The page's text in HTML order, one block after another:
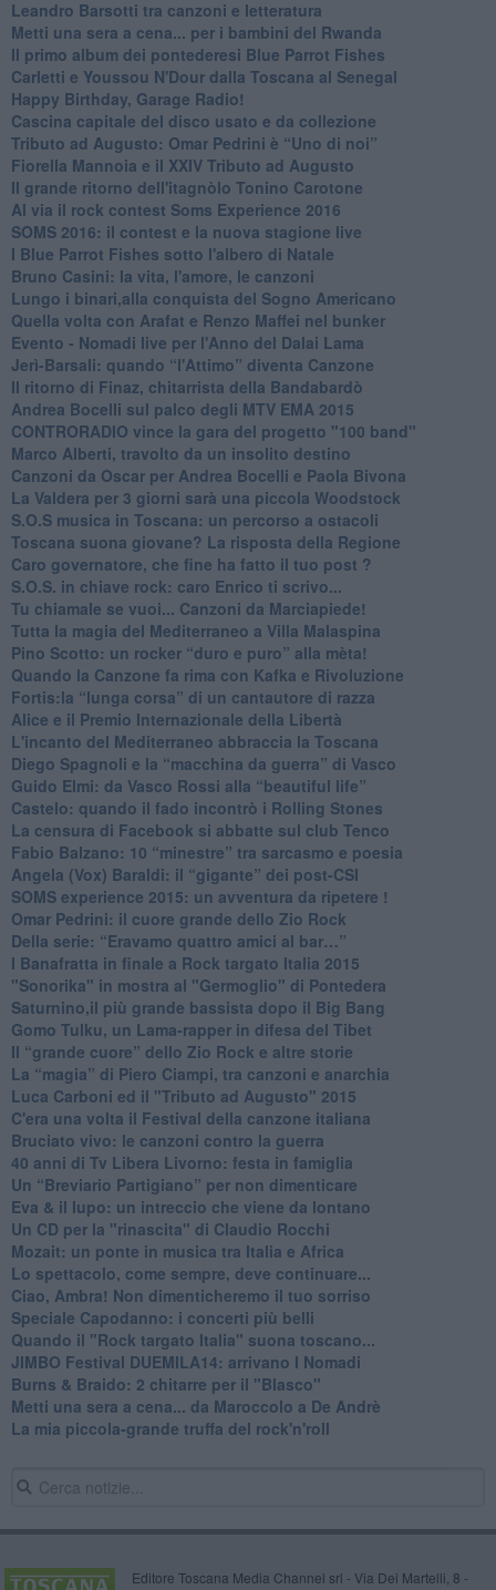
​Leandro Barsotti tra canzoni e letteratura
​Metti una sera a cena... per i bambini del Rwanda
​Il primo album dei pontederesi Blue Parrot Fishes
Carletti e Youssou N'Dour dalla Toscana al Senegal
Happy Birthday, Garage Radio!
​Cascina capitale del disco usato e da collezione
Tributo ad Augusto: Omar Pedrini è “Uno di noi”
​Fiorella Mannoia e il XXIV Tributo ad Augusto
Il grande ritorno dell'itagnòlo Tonino Carotone
​Al via il rock contest Soms Experience 2016
​SOMS 2016: il contest e la nuova stagione live
I Blue Parrot Fishes sotto l'albero di Natale
Bruno Casini: la vita, l'amore, le canzoni
​Lungo i binari,alla conquista del Sogno Americano
​Quella volta con Arafat e Renzo Maffei nel bunker
​Evento - Nomadi live per l'Anno del Dalai Lama
Jerì-Barsali: quando “l'Attimo” diventa Canzone
Il ritorno di Finaz, chitarrista della Bandabardò
Andrea Bocelli sul palco degli MTV EMA 2015
CONTRORADIO vince la gara del progetto "100 band"
Marco Alberti, travolto da un insolito destino
Canzoni da Oscar per Andrea Bocelli e Paola Bivona
La Valdera per 3 giorni sarà una piccola Woodstock
S.O.S musica in Toscana: un percorso a ostacoli
​Toscana suona giovane? La risposta della Regione
Caro governatore, che fine ha fatto il tuo post ?
S.O.S. in chiave rock: caro Enrico ti scrivo...
Tu chiamale se vuoi... Canzoni da Marciapiede!
​Tutta la magia del Mediterraneo a Villa Malaspina
​Pino Scotto: un rocker “duro e puro” alla mèta!
​Quando la Canzone fa rima con Kafka e Rivoluzione
​Fortis:la “lunga corsa” di un cantautore di razza
Alice e il Premio Internazionale della Libertà
​L'incanto del Mediterraneo abbraccia la Toscana
​Diego Spagnoli e la “macchina da guerra” di Vasco
​Guido Elmi: da Vasco Rossi alla “beautiful life”
​Castelo: quando il fado incontrò i Rolling Stones
La censura di Facebook si abbatte sul club Tenco
Fabio Balzano: 10 “minestre” tra sarcasmo e poesia
Angela (Vox) Baraldi: il “gigante” dei post-CSI
​SOMS experience 2015: un avventura da ripetere !
Omar Pedrini: il cuore grande dello Zio Rock
Della serie: “Eravamo quattro amici al bar…”
I Banafratta in finale a Rock targato Italia 2015
"Sonorika" in mostra al "Germoglio" di Pontedera
​Saturnino,il più grande bassista dopo il Big Bang
​Gomo Tulku, un Lama-rapper in difesa del Tibet
​Il “grande cuore” dello Zio Rock e altre storie
La “magia” di Piero Ciampi, tra canzoni e anarchia
Luca Carboni ed il "Tributo ad Augusto" 2015
C'era una volta il Festival della canzone italiana
Bruciato vivo: le canzoni contro la guerra
40 anni di Tv Libera Livorno: festa in famiglia
Un “Breviario Partigiano” per non dimenticare
Eva & il lupo: un intreccio che viene da lontano
Un CD per la "rinascita" di Claudio Rocchi
Mozait: un ponte in musica tra Italia e Africa
Lo spettacolo, come sempre, deve continuare...
Ciao, Ambra! Non dimenticheremo il tuo sorriso
Speciale Capodanno: i concerti più belli
Quando il "Rock targato Italia" suona toscano...
JIMBO Festival DUEMILA14: arrivano I Nomadi
Burns & Braido: 2 chitarre per il "Blasco"
Metti una sera a cena... da Maroccolo a De Andrè
La mia piccola-grande truffa del rock'n'roll
Editore Toscana Media Channel srl - Via Dei Martelli, 8 -